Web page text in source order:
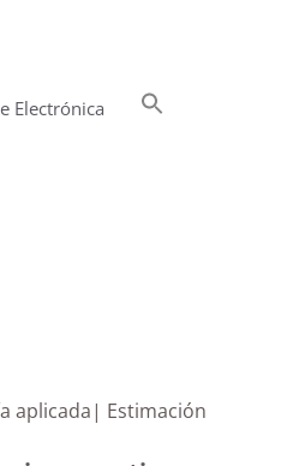
Electrónica
aplicada| Estimación